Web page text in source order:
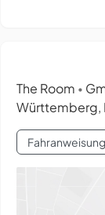
The Room •
Württemberg,